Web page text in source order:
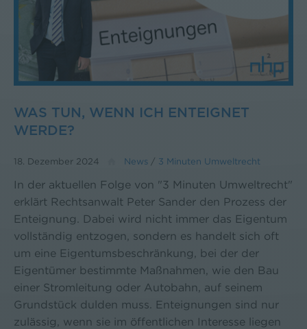
WAS TUN, WENN ICH ENTEIGNET
WERDE?
18. Dezember 2024 News / 3 Minuten Umweltrecht
In der aktuellen Folge von "3 Minuten Umweltrecht"
erklärt Rechtsanwalt Peter Sander den Prozess der
Enteignung. Dabei wird nicht immer das Eigentum
vollständig entzogen, sondern es handelt sich oft
um eine Eigentumsbeschränkung, bei der der
Eigentümer bestimmte Maßnahmen, wie den Bau
einer Stromleitung oder Autobahn, auf seinem
Grundstück dulden muss. Enteignungen sind nur
zulässig, wenn sie im öffentlichen Interesse liegen